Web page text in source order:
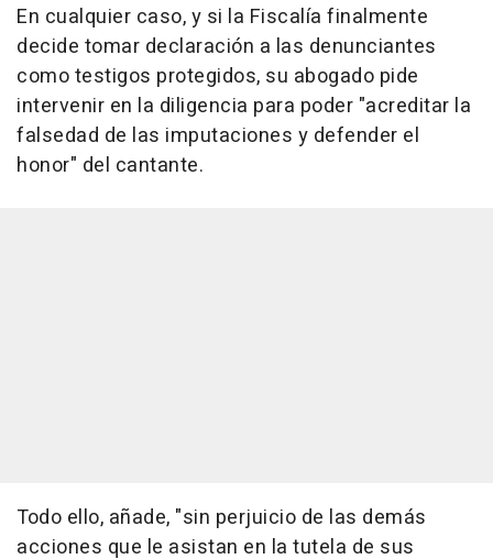
En cualquier caso, y si la Fiscalía finalmente
decide tomar declaración a las denunciantes
como testigos protegidos, su abogado pide
intervenir en la diligencia para poder "acreditar la
falsedad de las imputaciones y defender el
honor" del cantante.
Todo ello, añade, "sin perjuicio de las demás
acciones que le asistan en la tutela de sus